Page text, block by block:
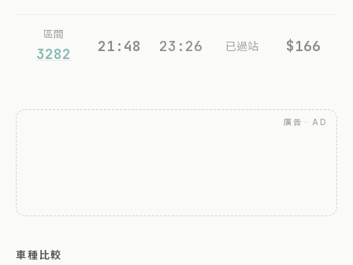
區間
3282 21:48 23:26 已過站 $166
廣告 · AD
車種比較